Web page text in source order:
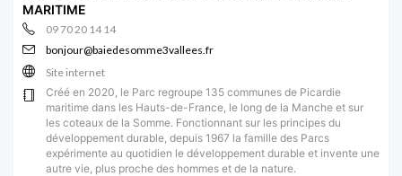
MARITIME
09 70 20 14 14
bonjour@baiedesomme3vallees.fr
Site internet
Créé en 2020, le Parc regroupe 135 communes de Picardie
maritime dans les Hauts-de-France, le long de la Manche et sur
les coteaux de la Somme. Fonctionnant sur les principes du
développement durable, depuis 1967 la famille des Parcs
expérimente au quotidien le développement durable et invente une
autre vie, plus proche des hommes et de la nature.